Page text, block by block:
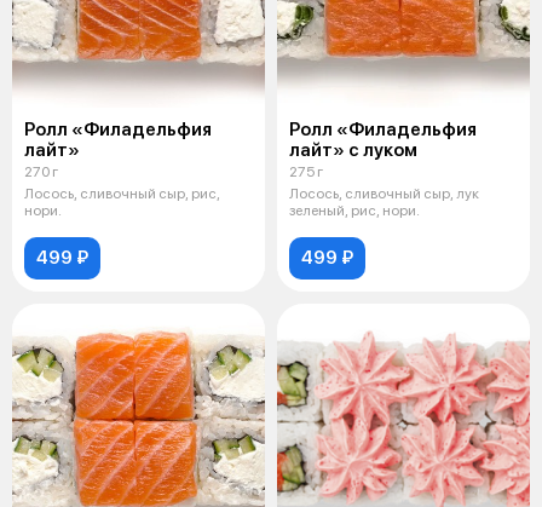
Ролл «Филадельфия
лайт»
270 г
Лосось, сливочный сыр, рис,
нори.
499 ₽
Ролл «Филадельфия
лайт» с луком
275 г
Лосось, сливочный сыр, лук
зеленый, рис, нори.
499 ₽